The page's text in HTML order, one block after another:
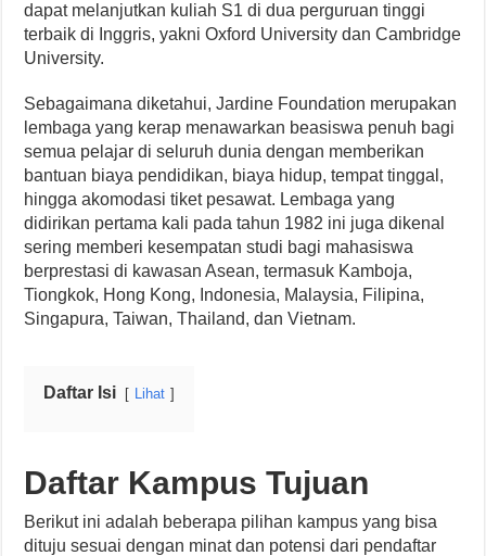
dapat melanjutkan kuliah S1 di dua perguruan tinggi
terbaik di Inggris, yakni Oxford University dan Cambridge
University.
Sebagaimana diketahui, Jardine Foundation merupakan
lembaga yang kerap menawarkan beasiswa penuh bagi
semua pelajar di seluruh dunia dengan memberikan
bantuan biaya pendidikan, biaya hidup, tempat tinggal,
hingga akomodasi tiket pesawat. Lembaga yang
didirikan pertama kali pada tahun 1982 ini juga dikenal
sering memberi kesempatan studi bagi mahasiswa
berprestasi di kawasan Asean, termasuk Kamboja,
Tiongkok, Hong Kong, Indonesia, Malaysia, Filipina,
Singapura, Taiwan, Thailand, dan Vietnam.
Daftar Isi Lihat
Daftar Kampus Tujuan
Berikut ini adalah beberapa pilihan kampus yang bisa
dituju sesuai dengan minat dan potensi dari pendaftar